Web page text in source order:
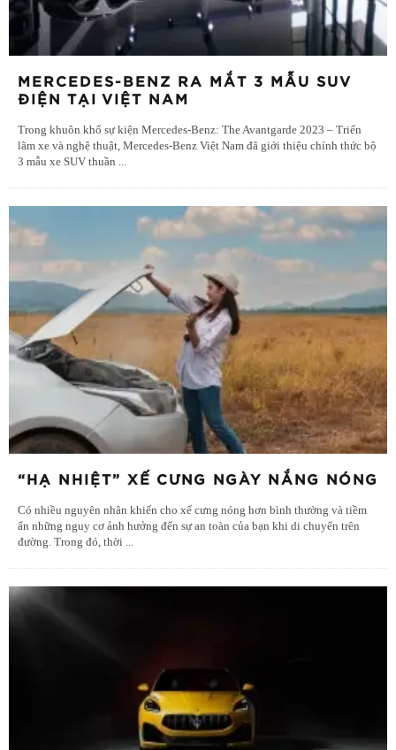
MERCEDES-BENZ RA MẮT 3 MẪU SUV
ĐIỆN TẠI VIỆT NAM
Trong khuôn khổ sự kiện Mercedes-Benz: The Avantgarde 2023 – Triển
lãm xe và nghệ thuật, Mercedes-Benz Việt Nam đã giới thiệu chính thức bộ
3 mẫu xe SUV thuần
“HẠ NHIỆT” XẾ CƯNG NGÀY NẮNG NÓNG
Có nhiều nguyên nhân khiến cho xế cưng nóng hơn bình thường và tiềm
ẩn những nguy cơ ảnh hưởng đến sự an toàn của bạn khi di chuyển trên
đường. Trong đó, thời